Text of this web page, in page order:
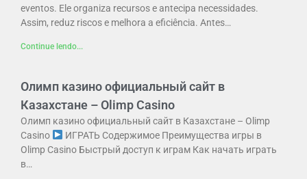
eventos. Ele organiza recursos e antecipa necessidades.
Assim, reduz riscos e melhora a eficiência. Antes…
Continue lendo...
Олимп казино официальный сайт в
Казахстане – Olimp Casino
Олимп казино официальный сайт в Казахстане – Olimp
Casino
ИГРАТЬ Содержимое Преимущества игры в
Olimp Casino Быстрый доступ к играм Как начать играть
в…